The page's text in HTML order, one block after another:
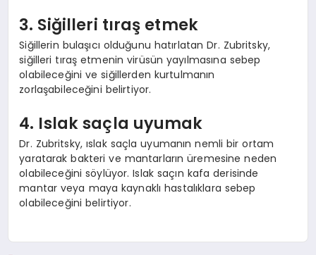
3. Siğilleri tıraş etmek
Siğillerin bulaşıcı olduğunu hatırlatan Dr. Zubritsky,
siğilleri tıraş etmenin virüsün yayılmasına sebep
olabileceğini ve siğillerden kurtulmanın
zorlaşabileceğini belirtiyor.
4. Islak saçla uyumak
Dr. Zubritsky, ıslak saçla uyumanın nemli bir ortam
yaratarak bakteri ve mantarların üremesine neden
olabileceğini söylüyor. Islak saçın kafa derisinde
mantar veya maya kaynaklı hastalıklara sebep
olabileceğini belirtiyor.